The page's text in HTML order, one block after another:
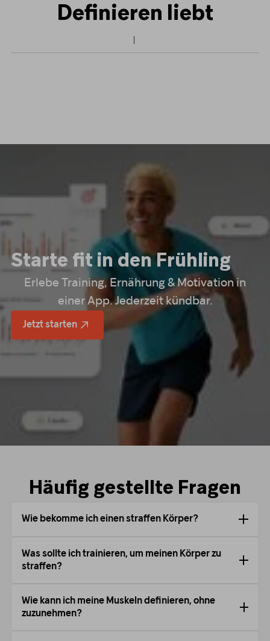
Definieren liebt
Starte fit in den Frühling
Erlebe Training, Ernährung & Motivation in
einer App. Jederzeit kündbar.
Jetzt starten
Häufig gestellte Fragen
Wie bekomme ich einen straffen Körper?
Was sollte ich trainieren, um meinen Körper zu
straffen?
Wie kann ich meine Muskeln definieren, ohne
zuzunehmen?